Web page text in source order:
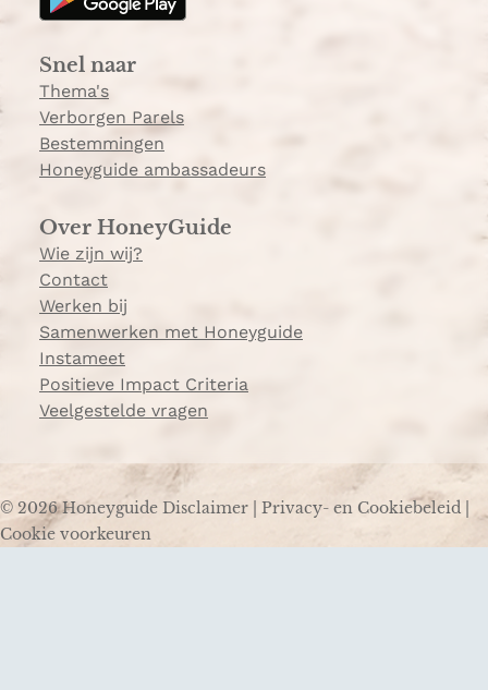
m
Snel naar
Thema's
Verborgen Parels
Bestemmingen
Honeyguide ambassadeurs
Over HoneyGuide
Wie zijn wij?
Contact
Werken bij
Samenwerken met Honeyguide
Instameet
Positieve Impact Criteria
Veelgestelde vragen
© 2026 Honeyguide Disclaimer Privacy- en Cookiebeleid
Cookie voorkeuren